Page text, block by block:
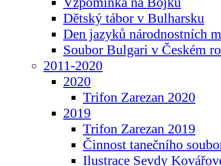
Dětský tábor v Bulharsku
Den jazyků národnostních
Soubor Bulgari v Českém
2011-2020
2020
Trifon Zarezan 2020
2019
Trifon Zarezan 2019
Činnost tanečního
Ilustrace Sevdy